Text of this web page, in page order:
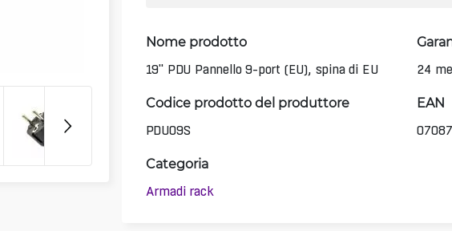
Nome prodotto
19" PDU Pannello 9-port (EU), spina di EU
24
Codice prodotto del produttore
PDU09S
EAN
Categoria
Armadi rack